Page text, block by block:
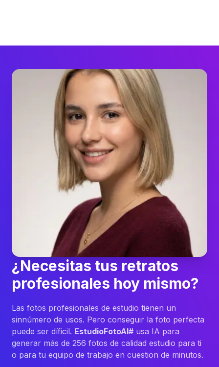
¿Necesitas tus retratos
profesionales hoy mismo?
Las fotos profesionales de estudio tienen un
sinnúmero de usos. Pero conseguir la foto perfecta
puede ser díficil. EstudioFotoAI# usa IA para
generar más de 256 fotos de calidad estudio para ti
o para tu equipo de trabajo en cuestion de minutos.